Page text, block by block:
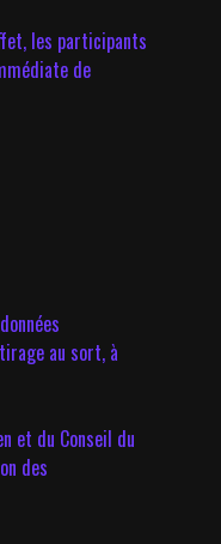
les participants
de
au sort, à
et du Conseil du
des